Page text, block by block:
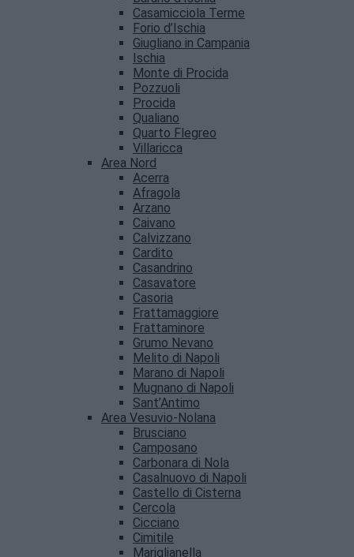
Casamicciola Terme
Forio d’Ischia
Giugliano in Campania
Ischia
Monte di Procida
Pozzuoli
Procida
Qualiano
Quarto Flegreo
Villaricca
Area Nord
Acerra
Afragola
Arzano
Caivano
Calvizzano
Cardito
Casandrino
Casavatore
Casoria
Frattamaggiore
Frattaminore
Grumo Nevano
Melito di Napoli
Marano di Napoli
Mugnano di Napoli
Sant’Antimo
Area Vesuvio-Nolana
Brusciano
Camposano
Carbonara di Nola
Casalnuovo di Napoli
Castello di Cisterna
Cercola
Cicciano
Cimitile
Mariglianella